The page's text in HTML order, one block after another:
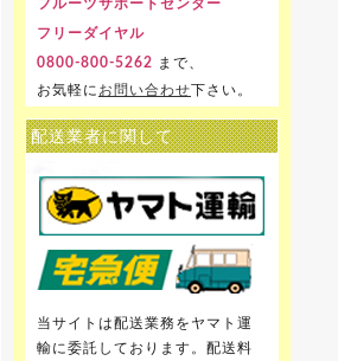
フルーツサポートセンター
フリーダイヤル
0800-800-5262
まで、
お気軽に お問い合わせ下さい。
配送業者に関して
当サイトは配送業務をヤマト運
輸に委託しております。配送料